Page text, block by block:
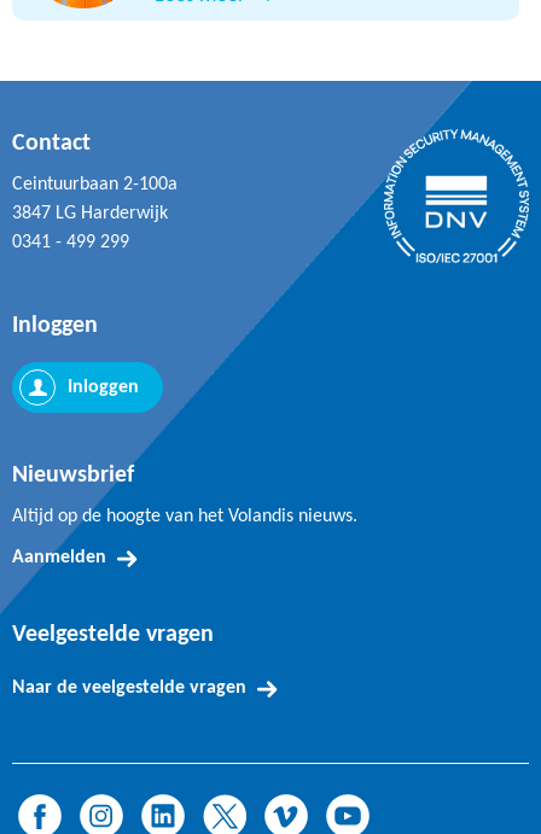
Contact
Ceintuurbaan 2-100a
3847 LG Harderwijk
0341 - 499 299
Nieuwsbrief
Altijd op de hoogte van het Volandis nieuws.
Aanmelden
Veelgestelde vragen
Naar de veelgestelde vragen
Inloggen
Inloggen